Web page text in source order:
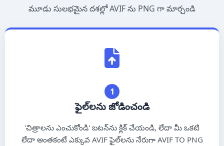
Türkçe
Filipino
మూడు సులభమైన దశల్లో AVIF ను PNG గా మార్చండి
1
ఫైల్‌లను జోడించండి
'చిత్రాలను ఎంచుకోండి' బటన్‌ను క్లిక్ చేయండి, లేదా మీ ఒకటి
లేదా అంతకంటే ఎక్కువ AVIF ఫైల్‌లను నేరుగా AVIF TO PNG